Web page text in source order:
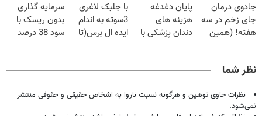
میلیون تومان!!!
میلیون !
جادوی درمان
جای زخم در سه
هفته! (همین
پایان دغدغه
هزینه های
دندان پزشکی با
با جلبک لاغری
3سوته به اندام
ایده ال برس(تا
سرمایه گذاری
بدون ریسک با
سود 38 درصد
نظر شما
نظرات حاوی توهین و هرگونه نسبت ناروا به اشخاص حقیقی و حقوقی منتشر
نمی‌شود.